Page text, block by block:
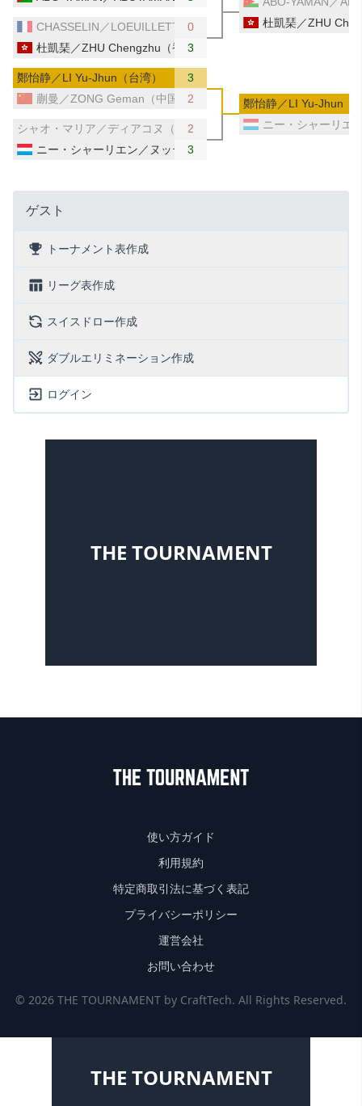
CHASSELIN／LOEUILLETTE（フランス）
0
杜凱琹／ZHU Chengzhu（香港）
3
鄭怡静／LI Yu-Jhun（台湾）
3
蒯曼／ZONG Geman（中国）2
シャオ・マリア／ディアコヌ（スペイン／ルーマニア）
2
ニー・シャーリエン／ヌッテ（ルクセンブルク）
3
杜凱琹／ZHU
鄭怡静／LI Yu-Jhun（
ニー・シャーリエ
THE TOURNAMENT
ゲスト
トーナメント表作成
リーグ表作成
スイスドロー作成
ダブルエリミネーション作成
ログイン
THE TOURNAMENT
使い方ガイド
利用規約
特定商取引法に基づく表記
プライバシーポリシー
運営会社
お問い合わせ
© 2026 THE TOURNAMENT by CraftTech. All Rights Reserved.